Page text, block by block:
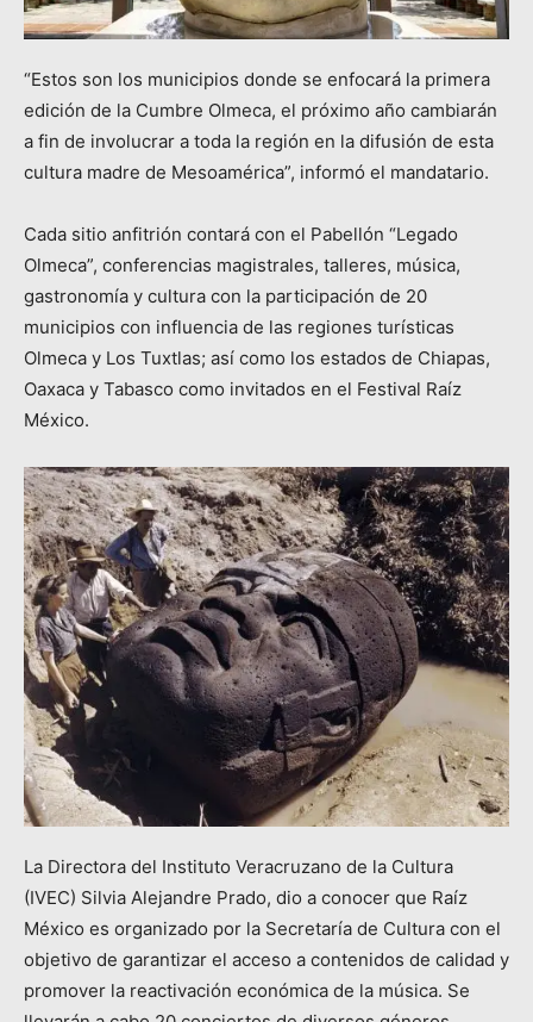
“Estos son los municipios donde se enfocará la primera
edición de la Cumbre Olmeca, el próximo año cambiarán
a fin de involucrar a toda la región en la difusión de esta
cultura madre de Mesoamérica”, informó el mandatario.
Cada sitio anfitrión contará con el Pabellón “Legado
Olmeca”, conferencias magistrales, talleres, música,
gastronomía y cultura con la participación de 20
municipios con influencia de las regiones turísticas
Olmeca y Los Tuxtlas; así como los estados de Chiapas,
Oaxaca y Tabasco como invitados en el Festival Raíz
México.
La Directora del Instituto Veracruzano de la Cultura
(IVEC) Silvia Alejandre Prado, dio a conocer que Raíz
México es organizado por la Secretaría de Cultura con el
objetivo de garantizar el acceso a contenidos de calidad y
promover la reactivación económica de la música. Se